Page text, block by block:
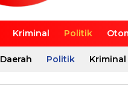
Kriminal Politik
Daerah Politik Kriminal